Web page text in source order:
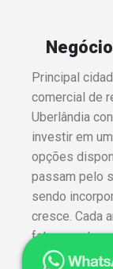
Principal
comercial de
Uberlândia
investir em
opções
passam pelo
sendo
cresce. Cada
faturamento,
decisão seja